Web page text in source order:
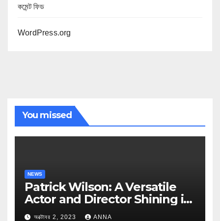
কমেন্ট ফিড
WordPress.org
You missed
NEWS
Patrick Wilson: A Versatile
Actor and Director Shining in
Hollywood
অক্টোবর 2, 2023 ANNA